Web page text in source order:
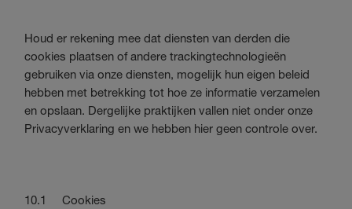
Houd er rekening mee dat diensten van derden die
cookies plaatsen of andere trackingtechnologieën
gebruiken via onze diensten, mogelijk hun eigen beleid
hebben met betrekking tot hoe ze informatie verzamelen
en opslaan. Dergelijke praktijken vallen niet onder onze
Privacyverklaring en we hebben hier geen controle over.
10.1 Cookies